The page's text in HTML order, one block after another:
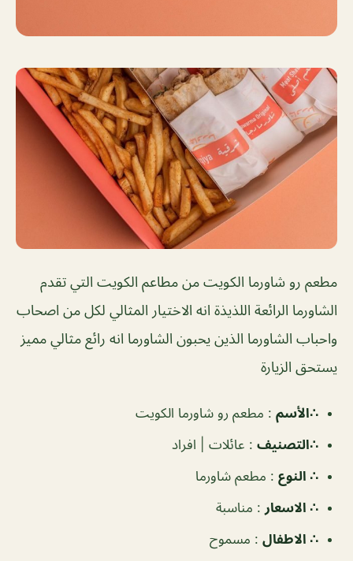
مطعم رو شاورما الكويت من مطاعم الكويت التي تقدم
الشاورما الرائعة اللذيذة انه الاختيار المثالي لكل من اصحاب
واحباب الشاورما الذين يحبون الشاورما انه رائع مثالي مميز
يستحق الزيارة
∴الأسم : مطعم رو شاورما الكويت
∴التصنيف : عائلات | افراد
∴ النوع : مطعم شاورما
∴ الاسعار : مناسبة
∴ الاطفال : مسموح